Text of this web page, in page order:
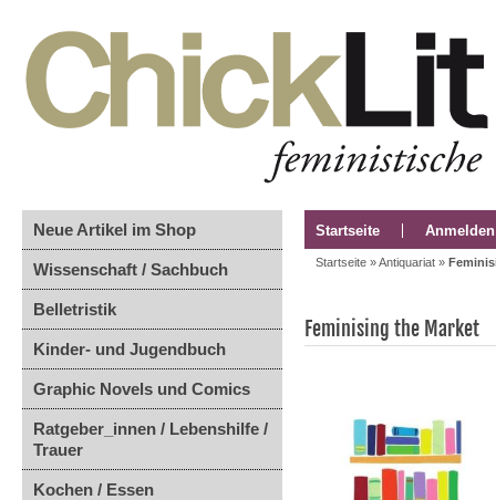
Neue Artikel im Shop
Wissenschaft / Sachbuch
Belletristik
Kinder- und Jugendbuch
Graphic Novels und Comics
Ratgeber_innen / Lebenshilfe /
Trauer
Kochen / Essen
Startseite Anmelden
Startseite »Antiquariat »
Feminising the Market